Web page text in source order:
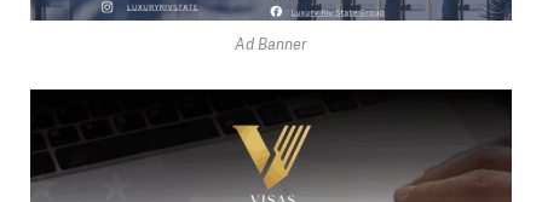
Ad Banner